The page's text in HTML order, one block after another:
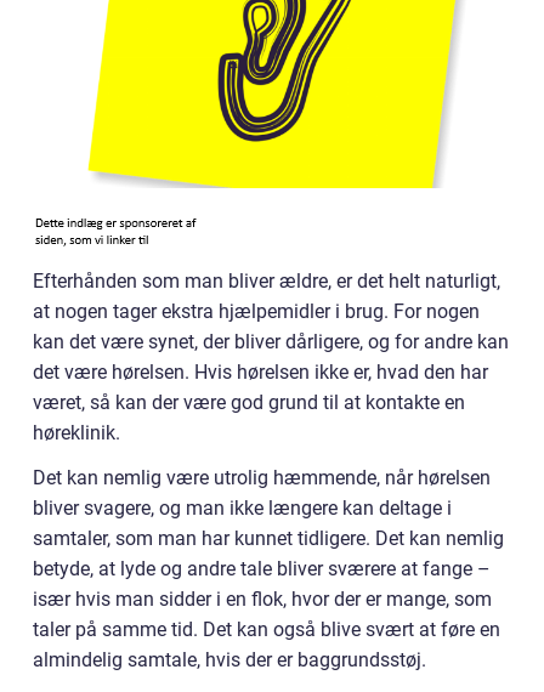
Efterhånden som man bliver ældre, er det helt naturligt,
at nogen tager ekstra hjælpemidler i brug. For nogen
kan det være synet, der bliver dårligere, og for andre kan
det være hørelsen. Hvis hørelsen ikke er, hvad den har
været, så kan der være god grund til at kontakte en
høreklinik.
Det kan nemlig være utrolig hæmmende, når hørelsen
bliver svagere, og man ikke længere kan deltage i
samtaler, som man har kunnet tidligere. Det kan nemlig
betyde, at lyde og andre tale bliver sværere at fange –
især hvis man sidder i en flok, hvor der er mange, som
taler på samme tid. Det kan også blive svært at føre en
almindelig samtale, hvis der er baggrundsstøj.